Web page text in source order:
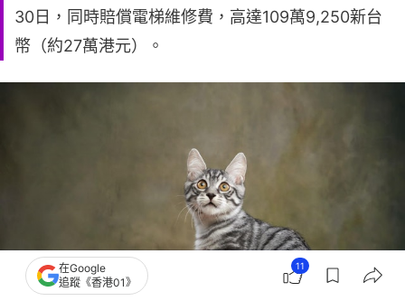
30日，同時賠償電梯維修費，高達109萬9,250新台
幣（約27萬港元）。
在Google
追蹤《香港01》
11